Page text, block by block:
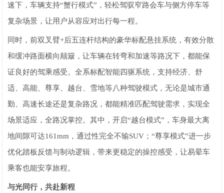
速下，车辆支持“蟹行模式”，轻松驾驭窄路会车与侧方停车等
复杂场景，让用户从容应对出行每一程。
同时，前双叉臂+后五连杆结构的豪华标配悬挂系统，有效分散
和缓冲路面横向颠簸，让车辆在转弯和加速等路况下，都能保
证良好的驾乘感受。全系标配智能四驱系统，支持经济、舒
适、高能、尊享、越台、雪地等八种驾驶模式，无论是城市通
勤、高速长途还是复杂路况，都能精准匹配驾驶需求，实现全
场景适应，全路况掌控。其中，开启“越台模式”，车身最大离
地间隙可达161mm，通过性完全不输SUV；“尊享模式”进一步
优化踏板反馈与制动逻辑，带来更稳定的操控感受，让易晕车
乘客也能安享旅程。
与光同行，共赴新程